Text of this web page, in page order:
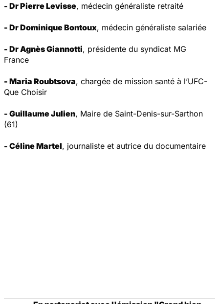
- Dr Pierre Levisse, médecin généraliste retraité
- Dr Dominique Bontoux, médecin généraliste salariée
- Dr Agnès Giannotti, présidente du syndicat MG
France
- Maria Roubtsova, chargée de mission santé à l’UFC-
Que Choisir
- Guillaume Julien, Maire de Saint-Denis-sur-Sarthon
(61)
- Céline Martel, journaliste et autrice du documentaire